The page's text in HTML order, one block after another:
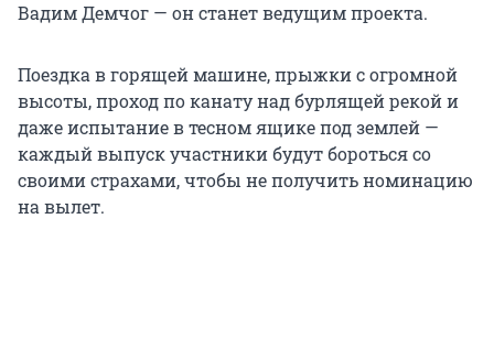
Вадим Демчог — он станет ведущим проекта.
Поездка в горящей машине, прыжки с огромной
высоты, проход по канату над бурлящей рекой и
даже испытание в тесном ящике под землей —
каждый выпуск участники будут бороться со
своими страхами, чтобы не получить номинацию
на вылет.